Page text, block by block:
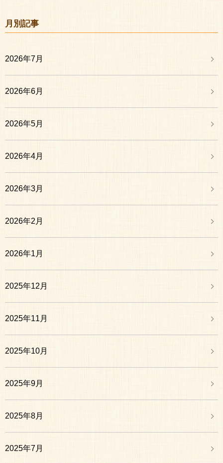
月別記事
2026年7月
2026年6月
2026年5月
2026年4月
2026年3月
2026年2月
2026年1月
2025年12月
2025年11月
2025年10月
2025年9月
2025年8月
2025年7月